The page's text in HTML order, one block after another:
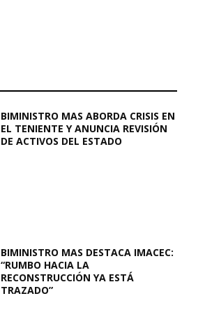
BIMINISTRO MAS ABORDA CRISIS EN
EL TENIENTE Y ANUNCIA REVISIÓN
DE ACTIVOS DEL ESTADO
BIMINISTRO MAS DESTACA IMACEC:
“RUMBO HACIA LA
RECONSTRUCCIÓN YA ESTÁ
TRAZADO”